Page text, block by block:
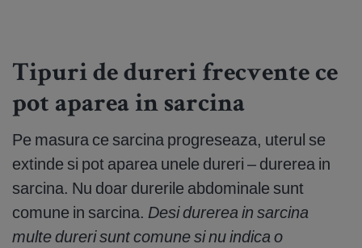
Tipuri de dureri frecvente ce
pot aparea in sarcina
Pe masura ce sarcina progreseaza, uterul se
extinde si pot aparea unele dureri – durerea in
sarcina. Nu doar durerile abdominale sunt
comune in sarcina. Desi durerea in sarcina
multe dureri sunt comune si nu indica o